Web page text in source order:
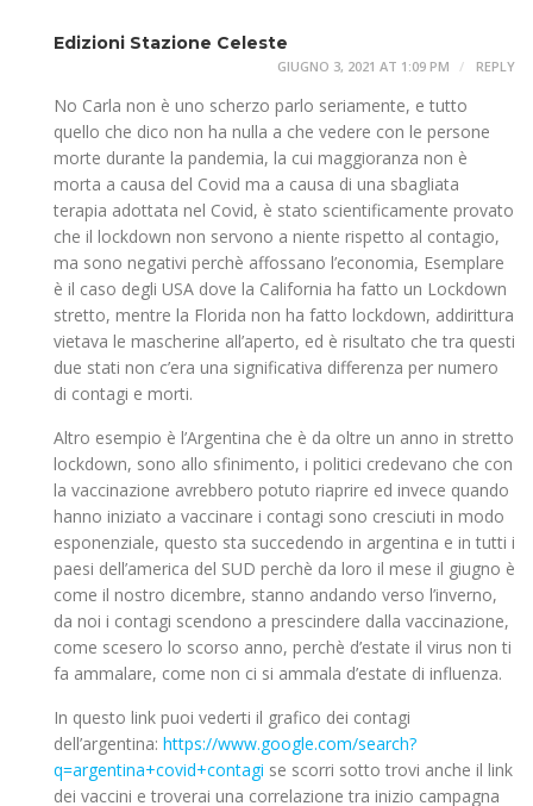
Edizioni Stazione Celeste
GIUGNO 3, 2021 AT 1:09 PM REPLY
No Carla non è uno scherzo parlo seriamente, e tutto
quello che dico non ha nulla a che vedere con le persone
morte durante la pandemia, la cui maggioranza non è
morta a causa del Covid ma a causa di una sbagliata
terapia adottata nel Covid, è stato scientificamente provato
che il lockdown non servono a niente rispetto al contagio,
ma sono negativi perchè affossano l’economia, Esemplare
è il caso degli USA dove la California ha fatto un Lockdown
stretto, mentre la Florida non ha fatto lockdown, addirittura
vietava le mascherine all’aperto, ed è risultato che tra questi
due stati non c’era una significativa differenza per numero
di contagi e morti.
Altro esempio è l’Argentina che è da oltre un anno in stretto
lockdown, sono allo sfinimento, i politici credevano che con
la vaccinazione avrebbero potuto riaprire ed invece quando
hanno iniziato a vaccinare i contagi sono cresciuti in modo
esponenziale, questo sta succedendo in argentina e in tutti i
paesi dell’america del SUD perchè da loro il mese il giugno è
come il nostro dicembre, stanno andando verso l’inverno,
da noi i contagi scendono a prescindere dalla vaccinazione,
come scesero lo scorso anno, perchè d’estate il virus non ti
fa ammalare, come non ci si ammala d’estate di influenza.
In questo link puoi vederti il grafico dei contagi
dell’argentina: https://www.google.com/search?
q=argentina+covid+contagi se scorri sotto trovi anche il link
dei vaccini e troverai una correlazione tra inizio campagna